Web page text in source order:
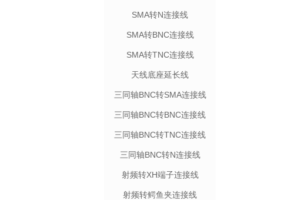
SMA转N连接线
SMA转BNC连接线
SMA转TNC连接线
天线底座延长线
三同轴BNC转SMA连接线
三同轴BNC转BNC连接线
三同轴BNC转TNC连接线
三同轴BNC转N连接线
射频转XH端子连接线
射频转鳄鱼夹连接线